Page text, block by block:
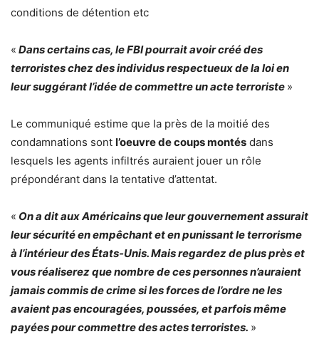
conditions de détention etc
« Dans certains cas, le FBI pourrait avoir créé des
terroristes chez des individus respectueux de la loi en
leur suggérant l’idée de commettre un acte terroriste »
Le communiqué estime que la près de la moitié des
condamnations sont l’oeuvre de coups montés dans
lesquels les agents infiltrés auraient jouer un rôle
prépondérant dans la tentative d’attentat.
« On a dit aux Américains que leur gouvernement assurait
leur sécurité en empêchant et en punissant le terrorisme
à l’intérieur des États-Unis. Mais regardez de plus près et
vous réaliserez que nombre de ces personnes n’auraient
jamais commis de crime si les forces de l’ordre ne les
avaient pas encouragées, poussées, et parfois même
payées pour commettre des actes terroristes. »